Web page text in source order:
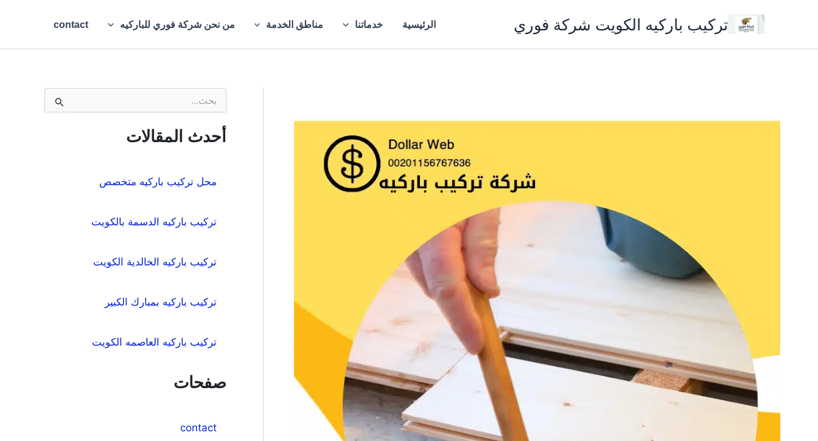
تركيب باركيه الكويت شركة فوري الرئيسية خدماتنا مناطق الخدمة من نحن شركة فوري للباركيه contact
ح
ث
أحدث المقالات
محل تركيب باركيه متخصص
تركيب باركيه الدسمة بالكويت
تركيب باركيه الخالدية الكويت
تركيب باركيه بمبارك الكبير
تركيب باركيه العاصمه الكويت
صفحات
contact